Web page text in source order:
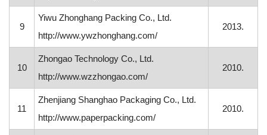
9
Yiwu Zhonghang Packing Co., Ltd.
http://www.ywzhonghang.com/
2013.
10
Zhongao Technology Co., Ltd.
http://www.wzzhongao.com/
2010.
11
Zhenjiang Shanghao Packaging Co., Ltd.
http://www.paperpacking.com/
2010.